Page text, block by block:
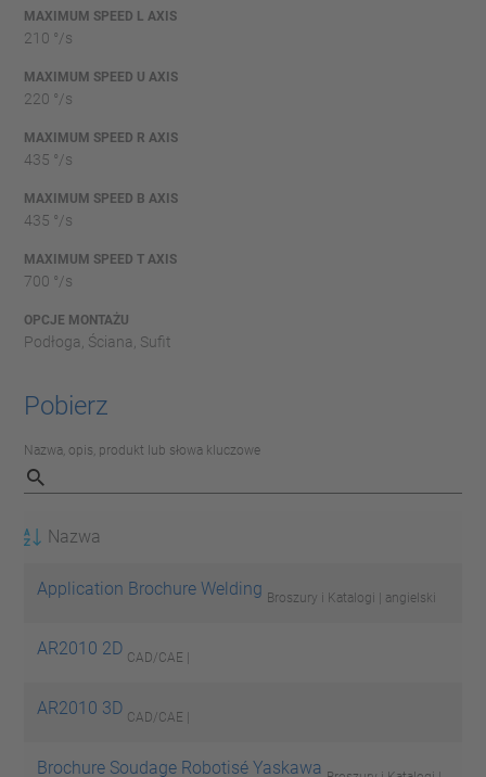
MAXIMUM SPEED L AXIS
210 °/s
MAXIMUM SPEED U AXIS
220 °/s
MAXIMUM SPEED R AXIS
435 °/s
MAXIMUM SPEED B AXIS
435 °/s
MAXIMUM SPEED T AXIS
700 °/s
OPCJE MONTAŻU
Podłoga, Ściana, Sufit
Pobierz
Nazwa, opis, produkt lub słowa kluczowe
Nazwa
Application Brochure Welding Broszury i Katalogi | angielski
AR2010 2D CAD/CAE |
AR2010 3D CAD/CAE |
Brochure Soudage Robotisé Yaskawa